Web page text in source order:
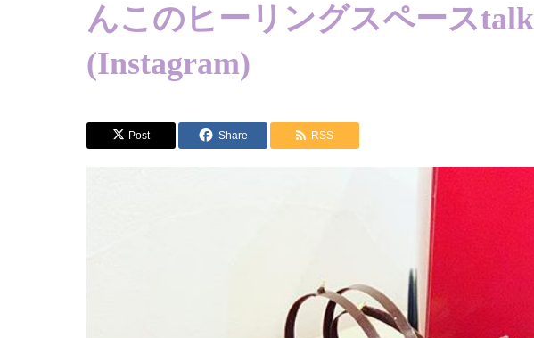
んこのヒーリングスペース
(Instagram)
Post Share RSS